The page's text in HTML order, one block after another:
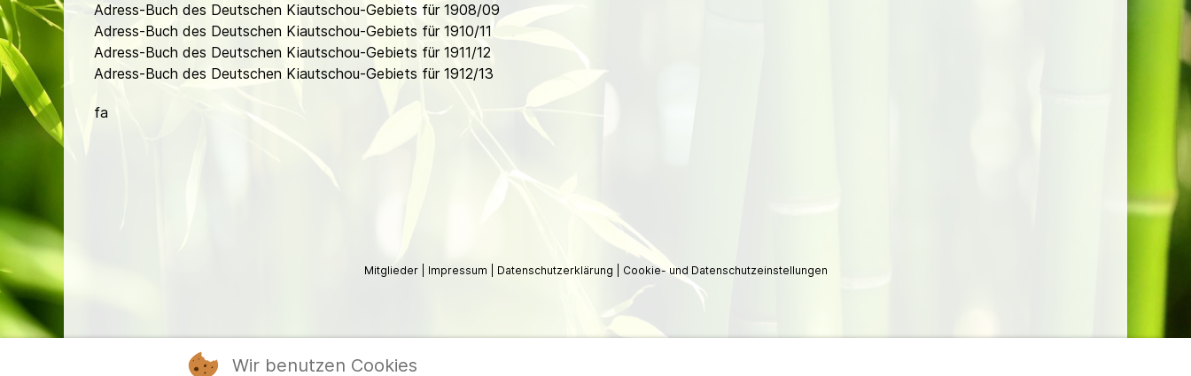
Adress-Buch des Deutschen Kiautschou-Gebiets für 1908/09
Adress-Buch des Deutschen Kiautschou-Gebiets für 1910/11
Adress-Buch des Deutschen Kiautschou-Gebiets für 1911/12
Adress-Buch des Deutschen Kiautschou-Gebiets für 1912/13
fa
Mitglieder Impressum Datenschutzerklärung Cookie- und Datenschutzeinstellungen
Wir benutzen Cookies